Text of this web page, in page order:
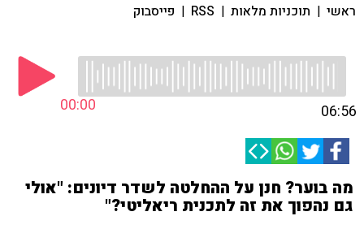
ראשי | תוכניות מלאות |
RSS
| פייסבוק
00:00 06:56
מה בוער? חנן על ההחלטה לשדר דיונים: "אולי
גם נהפוך את זה לתכנית ריאליטי?"